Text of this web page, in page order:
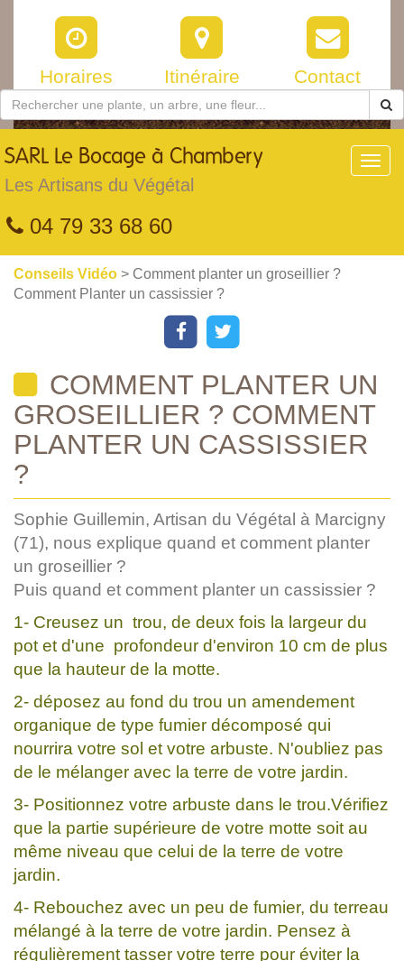
Horaires Itinéraire Contact
SARL Le Bocage à Chambery
Les Artisans du Végétal
04 79 33 68 60
Conseils Vidéo > Comment planter un groseillier ?
Comment Planter un cassissier ?
COMMENT PLANTER UN
GROSEILLIER ? COMMENT
PLANTER UN CASSISSIER
?
Sophie Guillemin, Artisan du Végétal à Marcigny
(71), nous explique quand et comment planter
un groseillier ?
Puis quand et comment planter un cassissier ?
1- Creusez un trou, de deux fois la largeur du
pot et d'une profondeur d'environ 10 cm de plus
que la hauteur de la motte.
2- déposez au fond du trou un amendement
organique de type fumier décomposé qui
nourrira votre sol et votre arbuste. N'oubliez pas
de le mélanger avec la terre de votre jardin.
3- Positionnez votre arbuste dans le trou.Vérifiez
que la partie supérieure de votre motte soit au
même niveau que celui de la terre de votre
jardin.
4- Rebouchez avec un peu de fumier, du terreau
mélangé à la terre de votre jardin. Pensez à
régulièrement tasser votre terre pour éviter la